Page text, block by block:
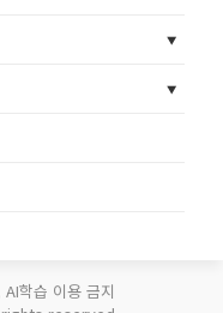
학습 이용 금지